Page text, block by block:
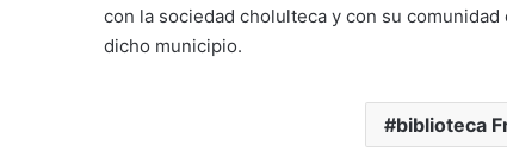
con la sociedad cholulteca y con su
dicho municipio.
biblioteca